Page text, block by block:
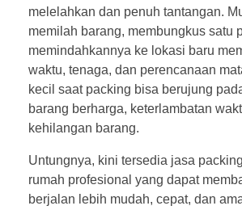
melelahkan dan penuh tantangan.
memilah barang, membungkus satu
memindahkannya ke lokasi baru
waktu, tenaga, dan perencanaan
kecil saat packing bisa berujung
barang berharga, keterlambatan
kehilangan barang.
Untungnya, kini tersedia jasa
rumah profesional yang dapat
berjalan lebih mudah, cepat, dan